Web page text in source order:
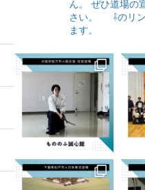
ん。
ぜひ道場の
さい。
⇩のリ
ます。